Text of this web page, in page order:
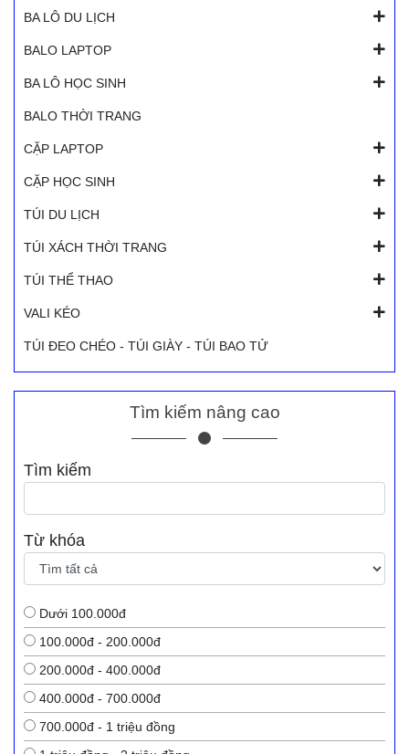
BA LÔ DU LỊCH
BALO LAPTOP
BA LÔ HỌC SINH
BALO THỜI TRANG
CẶP LAPTOP
CẶP HỌC SINH
TÚI DU LỊCH
TÚI XÁCH THỜI TRANG
TÚI THỂ THAO
VALI KÉO
TÚI ĐEO CHÉO - TÚI GIÀY - TÚI BAO TỬ
Tìm kiếm nâng cao
Tìm kiếm
Từ khóa
Dưới 100.000đ
100.000đ - 200.000đ
200.000đ - 400.000đ
400.000đ - 700.000đ
700.000đ - 1 triệu đồng